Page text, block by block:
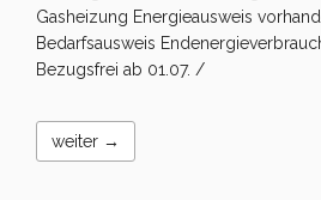
Gasheizung Energieausweis
Bedarfsausweis
Bezugsfrei ab 01.07. /
weiter →